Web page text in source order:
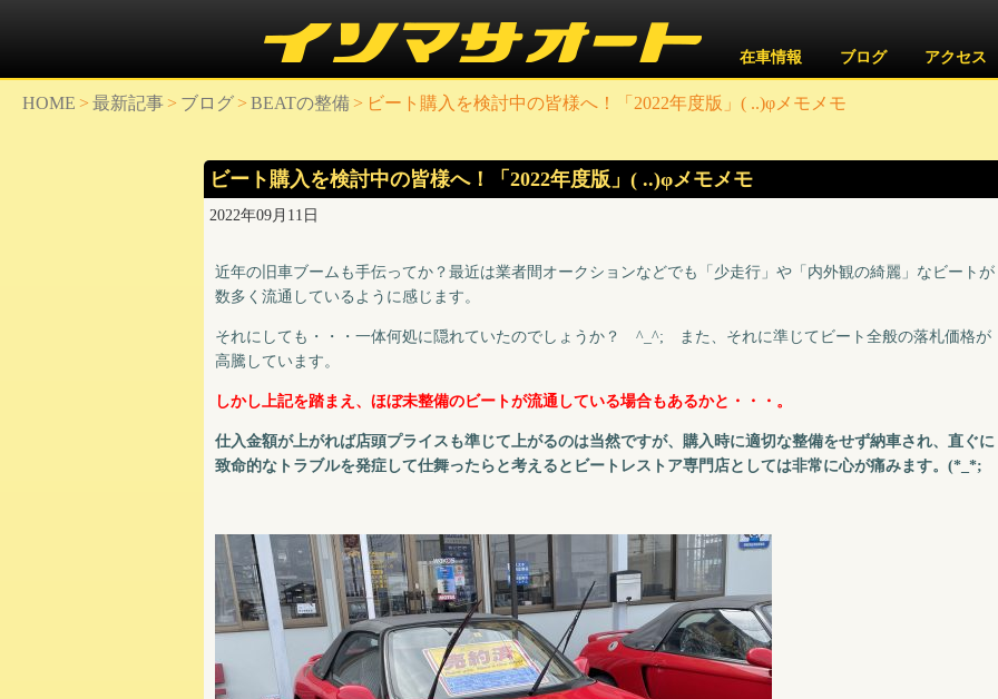
在車情報 ブログ アクセス
HOME > 最新記事 > ブログ > BEATの整備 > ビート購入を検討中の皆様へ！「2022年度版」( ..)φメモメモ
ビート購入を検討中の皆様へ！「2022年度版」( ..)φメモメモ
2022年09月11日
近年の旧車ブームも手伝ってか？最近は業者間オークションなどでも「少走行」や「内外観の綺麗」なビートが
数多く流通しているように感じます。
それにしても・・・一体何処に隠れていたのでしょうか？ ^_^; また、それに準じてビート全般の落札価格が
高騰しています。
しかし上記を踏まえ、ほぼ未整備のビートが流通している場合もあるかと・・・。
仕入金額が上がれば店頭プライスも準じて上がるのは当然ですが、購入時に適切な整備をせず納車され、直ぐに
致命的なトラブルを発症して仕舞ったらと考えるとビートレストア専門店としては非常に心が痛みます。(*_*;